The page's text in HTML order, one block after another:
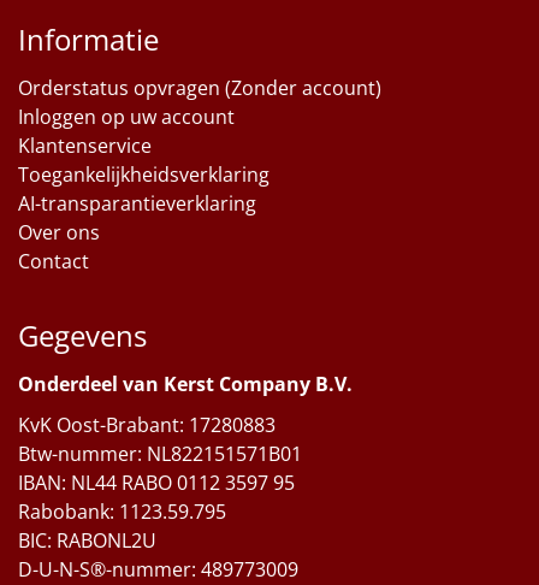
Informatie
Orderstatus opvragen (Zonder account)
Inloggen op uw account
Klantenservice
Toegankelijkheidsverklaring
AI-transparantieverklaring
Over ons
Contact
Gegevens
Onderdeel van Kerst Company B.V.
KvK Oost-Brabant: 17280883
Btw-nummer: NL822151571B01
IBAN: NL44 RABO 0112 3597 95
Rabobank: 1123.59.795
BIC: RABONL2U
D-U-N-S®-nummer: 489773009